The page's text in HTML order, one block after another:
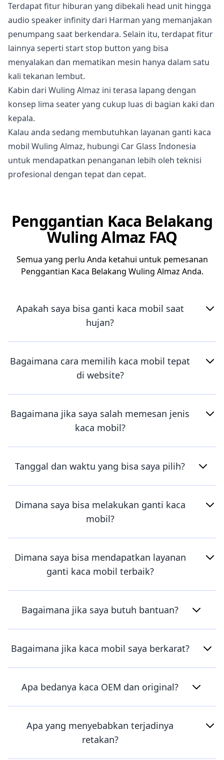
Terdapat fitur hiburan yang dibekali head unit hingga
audio speaker infinity dari Harman yang memanjakan
penumpang saat berkendara. Selain itu, terdapat fitur
lainnya seperti start stop button yang bisa
menyalakan dan mematikan mesin hanya dalam satu
kali tekanan lembut.
Kabin dari Wuling Almaz ini terasa lapang dengan
konsep lima seater yang cukup luas di bagian kaki dan
kepala.
Kalau anda sedang membutuhkan layanan ganti kaca
mobil Wuling Almaz, hubungi Car Glass Indonesia
untuk mendapatkan penanganan lebih oleh teknisi
profesional dengan tepat dan cepat.
Penggantian Kaca Belakang
Wuling Almaz FAQ
Semua yang perlu Anda ketahui untuk pemesanan
Penggantian Kaca Belakang Wuling Almaz Anda.
Apakah saya bisa ganti kaca mobil saat
hujan?
Bagaimana cara memilih kaca mobil tepat
di website?
Bagaimana jika saya salah memesan jenis
kaca mobil?
Tanggal dan waktu yang bisa saya pilih?
Dimana saya bisa melakukan ganti kaca
mobil?
Dimana saya bisa mendapatkan layanan
ganti kaca mobil terbaik?
Bagaimana jika saya butuh bantuan?
Bagaimana jika kaca mobil saya berkarat?
Apa bedanya kaca OEM dan original?
Apa yang menyebabkan terjadinya
retakan?